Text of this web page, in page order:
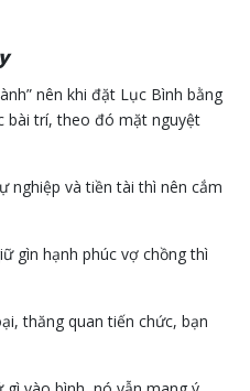
nên khi đặt Lục Bình bằng
bài trí, theo đó mặt nguyệt
nghiệp và tiền tài thì nên cắm
gìn hạnh phúc vợ chồng thì
thăng quan tiến chức, bạn